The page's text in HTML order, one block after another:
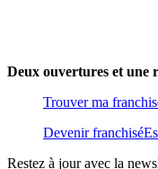
Deux ouvertures et une
Trouver ma
Devenir franchisé
Restez à jour avec la